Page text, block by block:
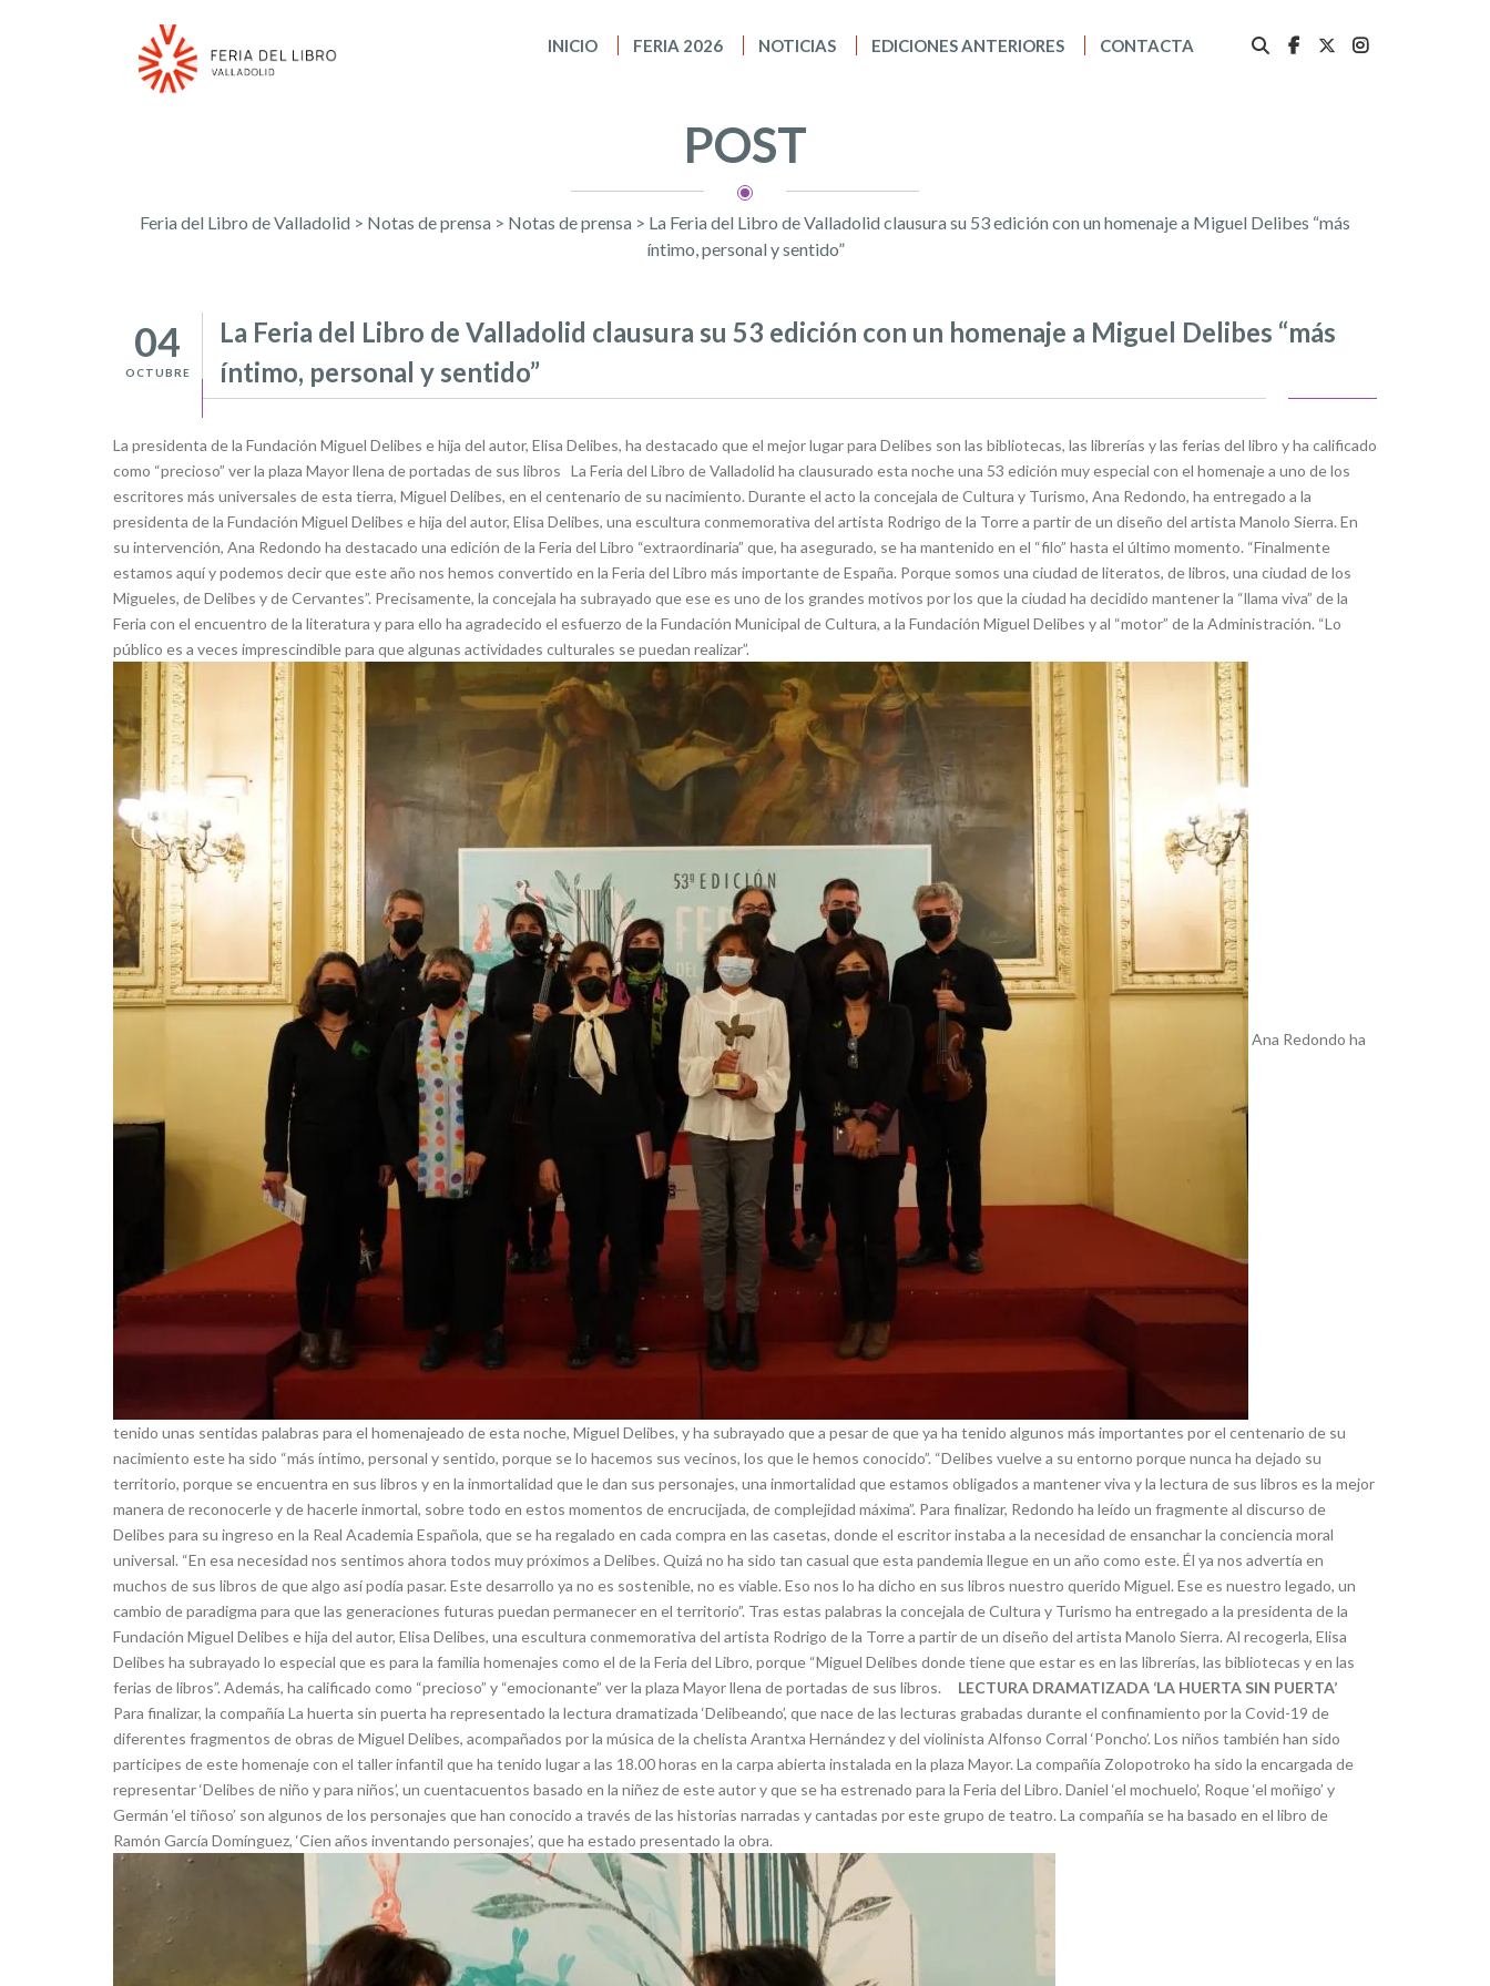
INICIO FERIA 2026 NOTICIAS EDICIONES ANTERIORES CONTACTA
POST
Feria del Libro de Valladolid > Notas de prensa > Notas de prensa > La Feria del Libro de Valladolid clausura su 53 edición con un homenaje a Miguel Delibes “más
íntimo, personal y sentido”
04
OCTUBRE
La Feria del Libro de Valladolid clausura su 53 edición con un homenaje a Miguel Delibes “más
íntimo, personal y sentido”
La presidenta de la Fundación Miguel Delibes e hija del autor, Elisa Delibes, ha destacado que el mejor lugar para Delibes son las bibliotecas, las librerías y las ferias del libro y ha calificado
como “precioso” ver la plaza Mayor llena de portadas de sus libros La Feria del Libro de Valladolid ha clausurado esta noche una 53 edición muy especial con el homenaje a uno de los
escritores más universales de esta tierra, Miguel Delibes, en el centenario de su nacimiento. Durante el acto la concejala de Cultura y Turismo, Ana Redondo, ha entregado a la
presidenta de la Fundación Miguel Delibes e hija del autor, Elisa Delibes, una escultura conmemorativa del artista Rodrigo de la Torre a partir de un diseño del artista Manolo Sierra. En
su intervención, Ana Redondo ha destacado una edición de la Feria del Libro “extraordinaria” que, ha asegurado, se ha mantenido en el “filo” hasta el último momento. “Finalmente
estamos aquí y podemos decir que este año nos hemos convertido en la Feria del Libro más importante de España. Porque somos una ciudad de literatos, de libros, una ciudad de los
Migueles, de Delibes y de Cervantes”. Precisamente, la concejala ha subrayado que ese es uno de los grandes motivos por los que la ciudad ha decidido mantener la “llama viva” de la
Feria con el encuentro de la literatura y para ello ha agradecido el esfuerzo de la Fundación Municipal de Cultura, a la Fundación Miguel Delibes y al “motor” de la Administración. “Lo
público es a veces imprescindible para que algunas actividades culturales se puedan realizar”.
Ana Redondo ha
tenido unas sentidas palabras para el homenajeado de esta noche, Miguel Delibes, y ha subrayado que a pesar de que ya ha tenido algunos más importantes por el centenario de su
nacimiento este ha sido “más íntimo, personal y sentido, porque se lo hacemos sus vecinos, los que le hemos conocido”. “Delibes vuelve a su entorno porque nunca ha dejado su
territorio, porque se encuentra en sus libros y en la inmortalidad que le dan sus personajes, una inmortalidad que estamos obligados a mantener viva y la lectura de sus libros es la mejor
manera de reconocerle y de hacerle inmortal, sobre todo en estos momentos de encrucijada, de complejidad máxima”. Para finalizar, Redondo ha leído un fragmente al discurso de
Delibes para su ingreso en la Real Academia Española, que se ha regalado en cada compra en las casetas, donde el escritor instaba a la necesidad de ensanchar la conciencia moral
universal. “En esa necesidad nos sentimos ahora todos muy próximos a Delibes. Quizá no ha sido tan casual que esta pandemia llegue en un año como este. Él ya nos advertía en
muchos de sus libros de que algo así podía pasar. Este desarrollo ya no es sostenible, no es viable. Eso nos lo ha dicho en sus libros nuestro querido Miguel. Ese es nuestro legado, un
cambio de paradigma para que las generaciones futuras puedan permanecer en el territorio”. Tras estas palabras la concejala de Cultura y Turismo ha entregado a la presidenta de la
Fundación Miguel Delibes e hija del autor, Elisa Delibes, una escultura conmemorativa del artista Rodrigo de la Torre a partir de un diseño del artista Manolo Sierra. Al recogerla, Elisa
Delibes ha subrayado lo especial que es para la familia homenajes como el de la Feria del Libro, porque “Miguel Delibes donde tiene que estar es en las librerías, las bibliotecas y en las
ferias de libros”. Además, ha calificado como “precioso” y “emocionante” ver la plaza Mayor llena de portadas de sus libros. LECTURA DRAMATIZADA ‘LA HUERTA SIN PUERTA’
Para finalizar, la compañía La huerta sin puerta ha representado la lectura dramatizada ‘Delibeando’, que nace de las lecturas grabadas durante el confinamiento por la Covid-19 de
diferentes fragmentos de obras de Miguel Delibes, acompañados por la música de la chelista Arantxa Hernández y del violinista Alfonso Corral ‘Poncho’. Los niños también han sido
participes de este homenaje con el taller infantil que ha tenido lugar a las 18.00 horas en la carpa abierta instalada en la plaza Mayor. La compañía Zolopotroko ha sido la encargada de
representar ‘Delibes de niño y para niños’, un cuentacuentos basado en la niñez de este autor y que se ha estrenado para la Feria del Libro. Daniel ‘el mochuelo’, Roque ‘el moñigo’ y
Germán ‘el tiñoso’ son algunos de los personajes que han conocido a través de las historias narradas y cantadas por este grupo de teatro. La compañía se ha basado en el libro de
Ramón García Domínguez, ‘Cien años inventando personajes’, que ha estado presentado la obra.